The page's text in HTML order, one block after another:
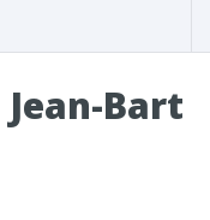
Jean-Bart